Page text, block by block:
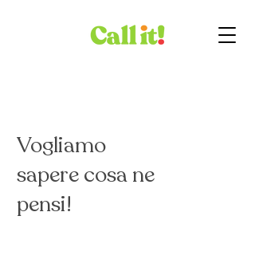
Vogliamo
sapere cosa ne
pensi!